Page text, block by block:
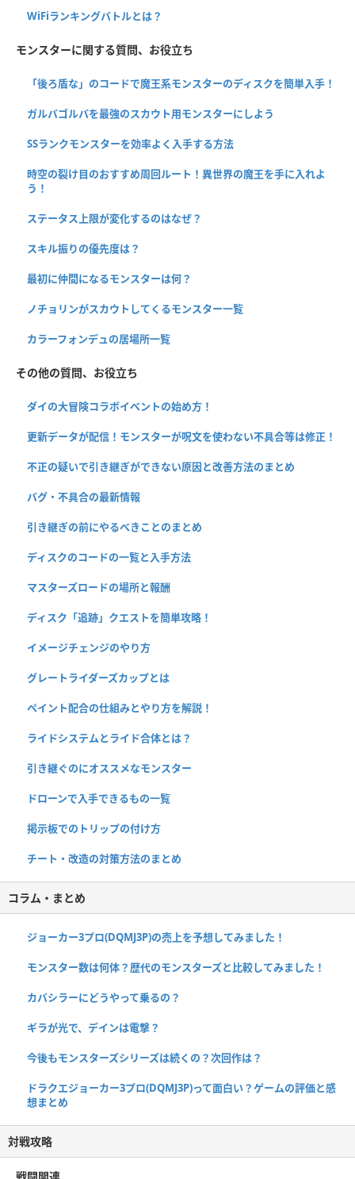
WiFiランキングバトルとは？
モンスターに関する質問、お役立ち
「後ろ盾な」のコードで魔王系モンスターのディスクを簡単入手！
ガルバゴルバを最強のスカウト用モンスターにしよう
SSランクモンスターを効率よく入手する方法
時空の裂け目のおすすめ周回ルート！異世界の魔王を手に入れよ
う！
ステータス上限が変化するのはなぜ？
スキル振りの優先度は？
最初に仲間になるモンスターは何？
ノチョリンがスカウトしてくるモンスター一覧
カラーフォンデュの居場所一覧
その他の質問、お役立ち
ダイの大冒険コラボイベントの始め方！
更新データが配信！モンスターが呪文を使わない不具合等は修正！
不正の疑いで引き継ぎができない原因と改善方法のまとめ
バグ・不具合の最新情報
引き継ぎの前にやるべきことのまとめ
ディスクのコードの一覧と入手方法
マスターズロードの場所と報酬
ディスク「追跡」クエストを簡単攻略！
イメージチェンジのやり方
グレートライダーズカップとは
ペイント配合の仕組みとやり方を解説！
ライドシステムとライド合体とは？
引き継ぐのにオススメなモンスター
ドローンで入手できるもの一覧
掲示板でのトリップの付け方
チート・改造の対策方法のまとめ
コラム・まとめ
ジョーカー3プロ(DQMJ3P)の売上を予想してみました！
モンスター数は何体？歴代のモンスターズと比較してみました！
カバシラーにどうやって乗るの？
ギラが光で、デインは電撃？
今後もモンスターズシリーズは続くの？次回作は？
ドラクエジョーカー3プロ(DQMJ3P)って面白い？ゲームの評価と感
想まとめ
対戦攻略
戦闘関連